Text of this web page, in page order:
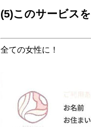
(5)このサービス
全ての女性に！